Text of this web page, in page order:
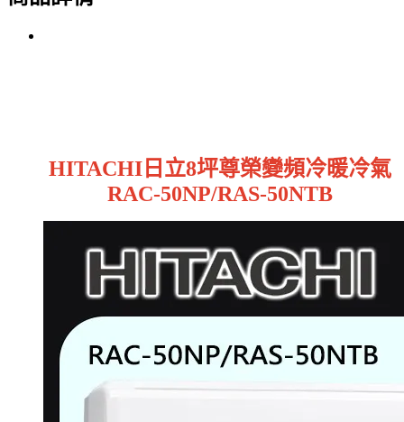
HITACHI日立8坪尊榮變頻冷暖冷氣
RAC-50NP/RAS-50NTB